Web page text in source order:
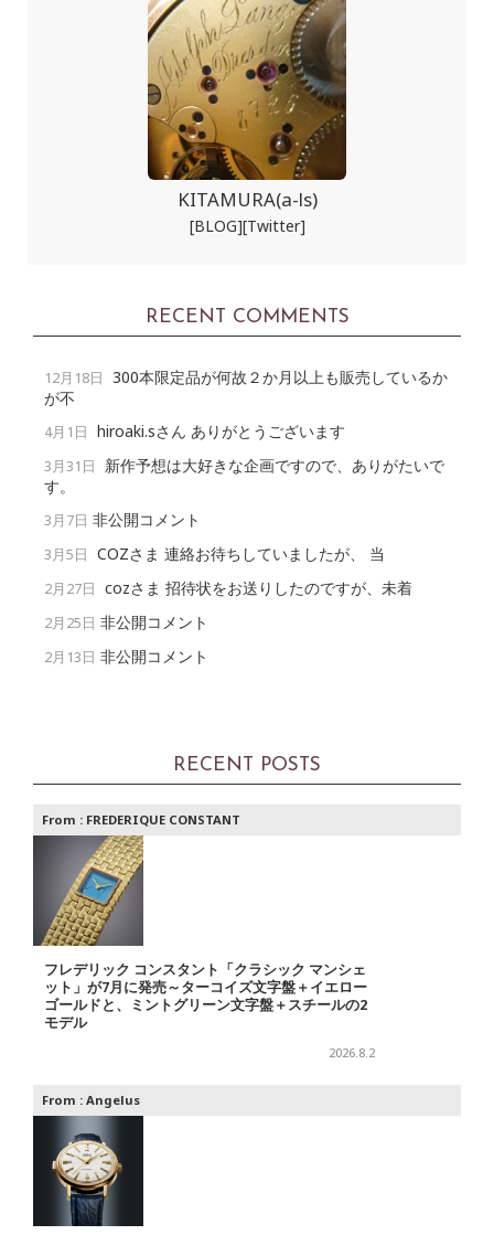
KITAMURA(a-ls)
[BLOG][Twitter]
RECENT COMMENTS
12月18日 300本限定品が何故２か月以上も販売しているか
が不
4月1日 hiroaki.sさん ありがとうございます
3月31日
新作予想は大好きな企画ですので、ありがたいで
す。
3月7日 非公開コメント
3月5日 COZさま 連絡お待ちしていましたが、 当
2月27日 cozさま 招待状をお送りしたのですが、未着
2月25日 非公開コメント
2月13日 非公開コメント
RECENT POSTS
From : FREDERIQUE CONSTANT
フレデリック コンスタント「クラシック マンシェ
ット」が7月に発売～ターコイズ文字盤＋イエロー
ゴールドと、ミントグリーン文字盤＋スチールの2
モデル
2026.8.2
From : Angelus